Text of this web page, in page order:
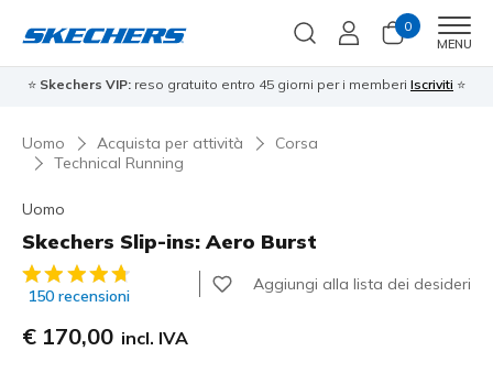
0
MENU
⭐ Skechers VIP: reso gratuito entro 45 giorni per i memberi Iscriviti ⭐
Uomo Acquista per attività
Corsa
Technical Running
Uomo
Skechers Slip-ins: Aero Burst
Valutazione cliente 5 su 5
150 recensioni
Aggiungi alla lista dei desideri
€ 170,00 incl. IVA